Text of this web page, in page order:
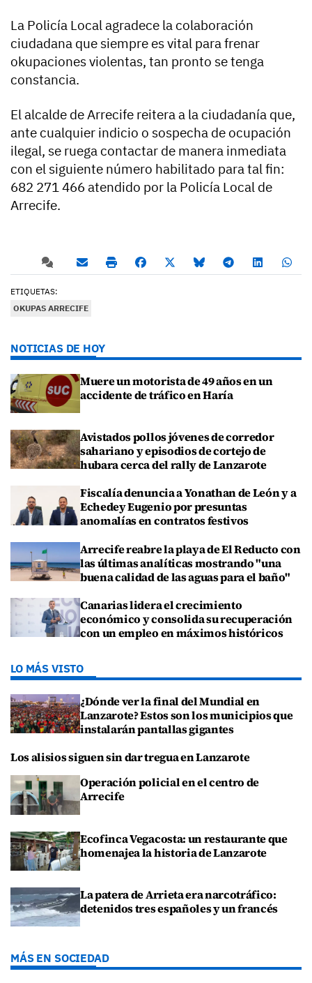
La Policía Local agradece la colaboración
ciudadana que siempre es vital para frenar
okupaciones violentas, tan pronto se tenga
constancia.
El alcalde de Arrecife reitera a la ciudadanía que,
ante cualquier indicio o sospecha de ocupación
ilegal, se ruega contactar de manera inmediata
con el siguiente número habilitado para tal fin:
682 271 466 atendido por la Policía Local de
Arrecife.
ETIQUETAS:
OKUPAS ARRECIFE
NOTICIAS DE HOY
Muere un motorista de 49 años en un
accidente de tráfico en Haría
Avistados pollos jóvenes de corredor
sahariano y episodios de cortejo de
hubara cerca del rally de Lanzarote
Fiscalía denuncia a Yonathan de León y a
Echedey Eugenio por presuntas
anomalías en contratos festivos
Arrecife reabre la playa de El Reducto con
las últimas analíticas mostrando "una
buena calidad de las aguas para el baño"
Canarias lidera el crecimiento
económico y consolida su recuperación
con un empleo en máximos históricos
LO MÁS VISTO
¿Dónde ver la final del Mundial en
Lanzarote? Estos son los municipios que
instalarán pantallas gigantes
Los alisios siguen sin dar tregua en Lanzarote
Operación policial en el centro de
Arrecife
Ecofinca Vegacosta: un restaurante que
homenajea la historia de Lanzarote
La patera de Arrieta era narcotráfico:
detenidos tres españoles y un francés
MÁS EN SOCIEDAD